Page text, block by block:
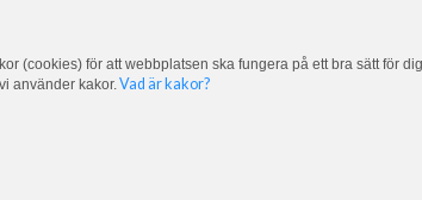
(cookies) för att webbplatsen ska fungera på ett bra sätt för
använder kakor.Vad är kakor?